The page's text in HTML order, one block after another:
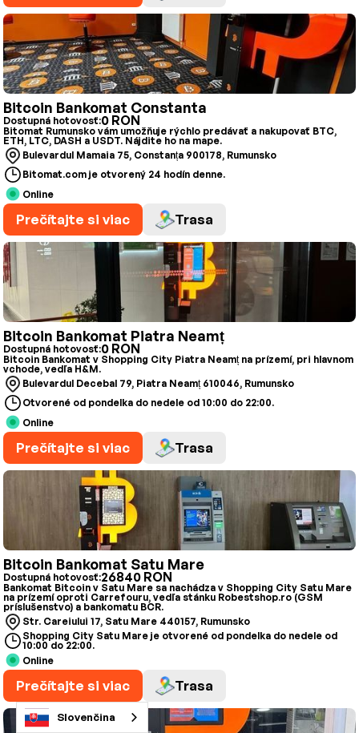
Bitcoin Bankomat Constanta
Dostupná hotovosť:0 RON
Bitomat Rumunsko vám umožňuje rýchlo predávať a nakupovať BTC,
ETH, LTC, DASH a USDT. Nájdite ho na mape.
Bulevardul Mamaia 75, Constanța 900178, Rumunsko
Bitomat.com je otvorený 24 hodín denne.
Online
Prečítajte si viac Trasa
Bitcoin Bankomat Piatra Neamț
Dostupná hotovosť:0 RON
Bitcoin Bankomat v Shopping City Piatra Neamț na prízemí, pri hlavnom
vchode, vedľa H&M.‍
Bulevardul Decebal 79, Piatra Neamț 610046, Rumunsko
Otvorené od pondelka do nedele od 10:00 do 22:00.
Online
Prečítajte si viac Trasa
Bitcoin Bankomat Satu Mare
Dostupná hotovosť:26840 RON
Bankomat Bitcoin v Satu Mare sa nachádza v Shopping City Satu Mare
na prízemí oproti Carrefouru, vedľa stánku Robestshop.ro (GSM
príslušenstvo) a bankomatu BCR.
Str. Careiului 17, Satu Mare 440157, Rumunsko
Shopping City Satu Mare je otvorené od pondelka do nedele od
10:00 do 22:00.
Online
Prečítajte si viac Trasa
Slovenčina